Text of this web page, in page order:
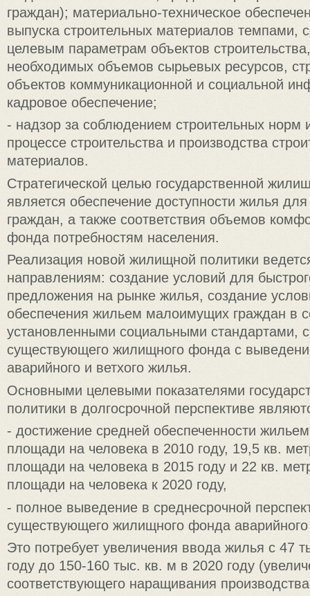
граждан); материально-техническое
выпуска строительных материалов темпами,
целевым параметрам объектов
необходимых объемов сырьевых ресурсов,
объектов коммуникационной и социальной
кадровое обеспечение;
- надзор за соблюдением строительных норм
процессе строительства и производства
материалов.
Стратегической целью государственной
является обеспечение доступности жилья для
граждан, а также соответствия объемов
фонда потребностям населения.
Реализация новой жилищной политики
направлениям: создание условий для
предложения на рынке жилья, создание
обеспечения жильем малоимущих граждан в
установленными социальными стандартами,
существующего жилищного фонда с
аварийного и ветхого жилья.
Основными целевыми показателями
политики в долгосрочной перспективе
- достижение средней обеспеченности
площади на человека в 2010 году, 19,5 кв.
площади на человека в 2015 году и 22 кв.
площади на человека к 2020 году,
- полное выведение в среднесрочной
существующего жилищного фонда аварийного
Это потребует увеличения ввода жилья с 47
году до 150-160 тыс. кв. м в 2020 году
соответствующего наращивания